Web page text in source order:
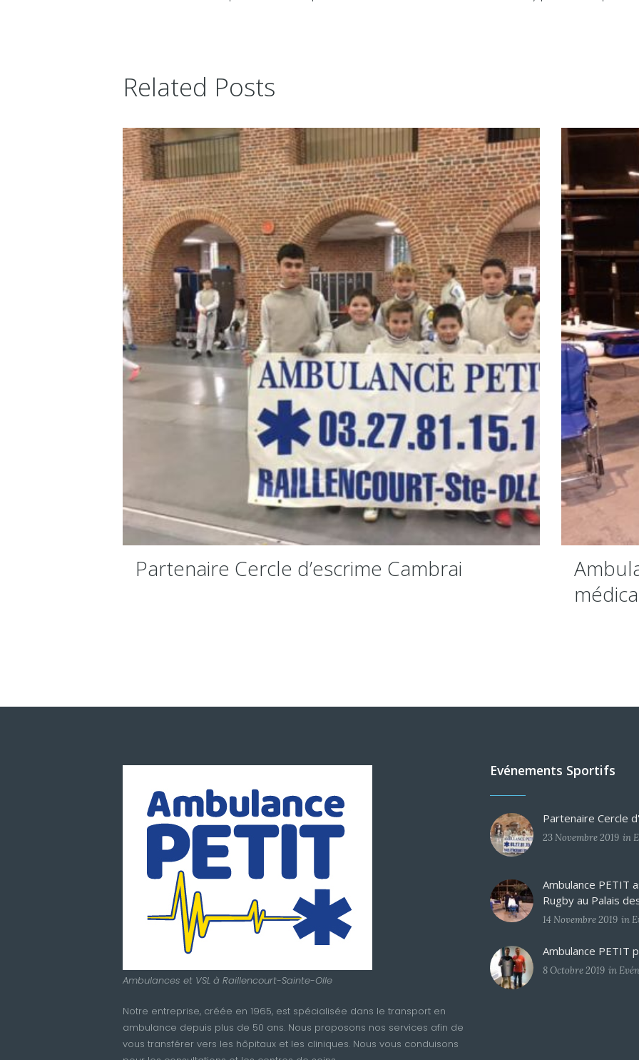
Related Posts
Partenaire Cercle d’escrime Cambrai
Ambulances et VSL à Raillencourt-Sainte-Olle
Notre entreprise, créée en 1965, est spécialisée dans le transport en
ambulance depuis plus de 50 ans. Nous proposons nos services afin de
vous transférer vers les hôpitaux et les cliniques. Nous vous conduisons
Evénements Sportifs
Partenaire Cercle
23 Novembre 2019 in
Ambulance PETIT
Rugby au Palais
14 Novembre 2019 in
Ambulance PETIT
8 Octobre 2019 in
Liste des hôpitaux pour la prise de rendez-vous :
Mode de transport :
Ambulance
VSL
Avez vous une prescription médicale de transport ?
Oui
Non
Télécharger votre prescription médical de transport :
Sélectionner votre fichier..
Envoyer